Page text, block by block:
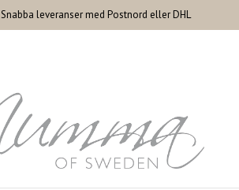
Snabba leveranser med Postnord eller DHL